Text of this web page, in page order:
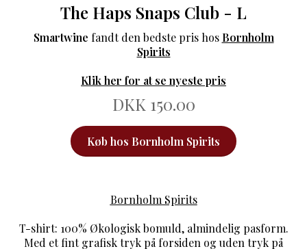
The Haps Snaps Club - L
Smartwine fandt den bedste pris hos Bornholm
Spirits
Klik her for at se nyeste pris
DKK 150.00
Køb hos Bornholm Spirits
Bornholm Spirits
T-shirt: 100% Økologisk bomuld, almindelig pasform.
Med et fint grafisk tryk på forsiden og uden tryk på